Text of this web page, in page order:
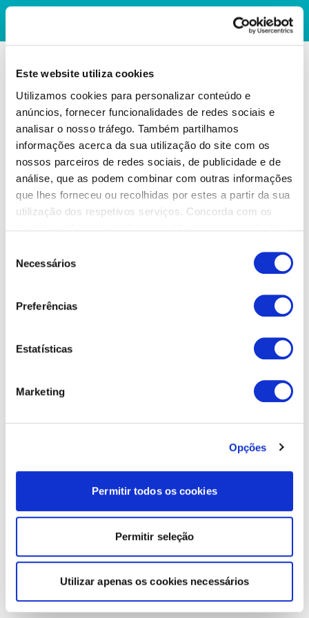
Este website utiliza cookies
Utilizamos cookies para personalizar conteúdo e
anúncios, fornecer funcionalidades de redes sociais e
analisar o nosso tráfego. Também partilhamos
informações acerca da sua utilização do site com os
nossos parceiros de redes sociais, de publicidade e de
análise, que as podem combinar com outras informações
que lhes forneceu ou recolhidas por estes a partir da sua
utilização dos respetivos serviços. Concorda com os
Necessários
Preferências
Estatísticas
Marketing
Opções
Permitir todos os cookies
Permitir seleção
Utilizar apenas os cookies necessários